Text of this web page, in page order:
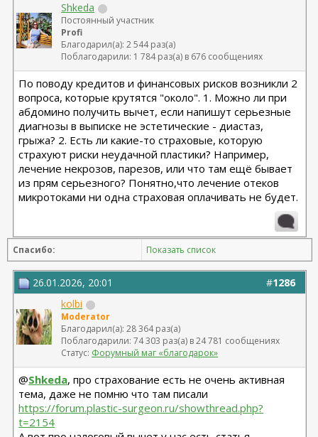
Shkeda
Постоянный участник
Profi
Благодарил(а): 2 544 раз(а)
Поблагодарили: 1 784 раз(а) в 676 сообщениях
По поводу кредитов и финансовых рисков возникли 2
вопроса, которые крутятся "около". 1. Можно ли при
абдомино получить вычет, если напишут серьезные
диагнозы в выписке не эстетические - диастаз,
грыжа? 2. Есть ли какие-то страховые, которую
страхуют риски неудачной пластики? Например,
лечение некрозов, парезов, или что там ещё бывает
из прям серьезного? Понятно,что лечение отеков
микротоками ни одна страховая оплачивать не будет.
Спасибо: Показать список
#1286
26.01.2026, 20:01
kolbi
Moderator
Благодарил(а): 28 364 раз(а)
Поблагодарили: 74 303 раз(а) в 24 781 сообщениях
Статус: Форумный маг «благодарок»
@Shkeda, про страхование есть не очень активная
тема, даже не помню что там писали
https://forum.plastic-surgeon.ru/showthread.php?
t=2154